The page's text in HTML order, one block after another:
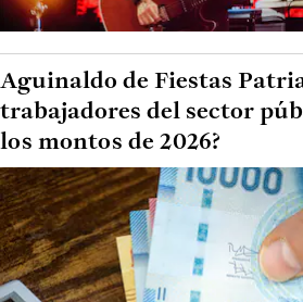
Aguinaldo de Fiestas
trabajadores del sector
los montos de 2026?